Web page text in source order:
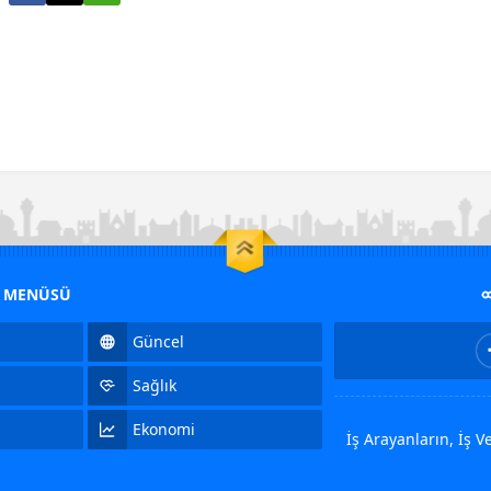
Güncel
Sağlık
Ekonomi İş Arayanların, İş